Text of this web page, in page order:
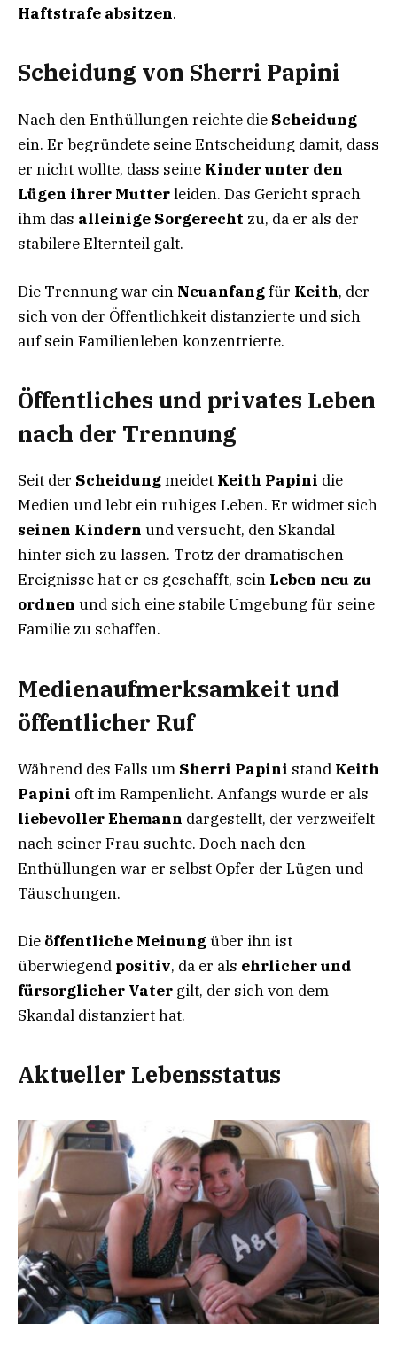
Haftstrafe absitzen.
Scheidung von Sherri Papini
Nach den Enthüllungen reichte die Scheidung
ein. Er begründete seine Entscheidung damit, dass
er nicht wollte, dass seine Kinder unter den
Lügen ihrer Mutterleiden. Das Gericht sprach
ihm das alleinige Sorgerecht zu, da er als der
stabilere Elternteil galt.
Die Trennung war ein Neuanfangfür Keith, der
sich von der Öffentlichkeit distanzierte und sich
auf sein Familienleben konzentrierte.
Öffentliches und privates Leben
nach der Trennung
Seit der Scheidungmeidet Keith Papini die
Medien und lebt ein ruhiges Leben. Er widmet sich
seinen Kindern und versucht, den Skandal
hinter sich zu lassen. Trotz der dramatischen
Ereignisse hat er es geschafft, sein Leben neu zu
ordnen und sich eine stabile Umgebung für seine
Familie zu schaffen.
Medienaufmerksamkeit und
öffentlicher Ruf
Während des Falls um Sherri Papini stand Keith
Papini oft im Rampenlicht. Anfangs wurde er als
liebevoller Ehemann dargestellt, der verzweifelt
nach seiner Frau suchte. Doch nach den
Enthüllungen war er selbst Opfer der Lügen und
Täuschungen.
Die öffentliche Meinungüber ihn ist
überwiegend positiv, da er als ehrlicher und
fürsorglicher Vater gilt, der sich von dem
Skandal distanziert hat.
Aktueller Lebensstatus